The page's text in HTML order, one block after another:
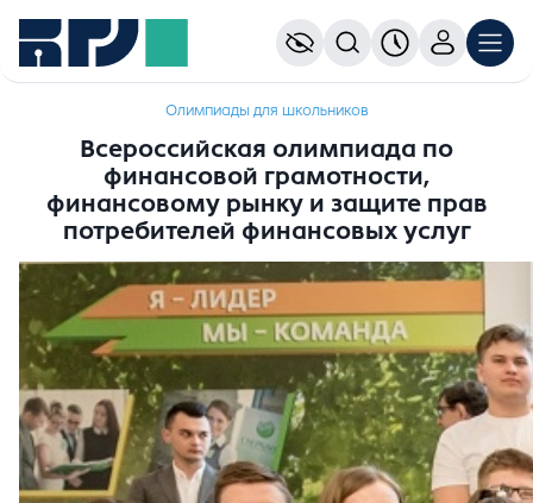
Олимпиады для школьников
Всероссийская олимпиада по
финансовой грамотности,
финансовому рынку и защите прав
потребителей финансовых услуг